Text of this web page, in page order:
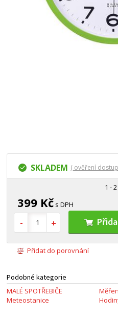
SKLADEM ( ověření
1 -
399 Kč s DPH
Přidat do porovnání
Podobné kategorie
MALÉ SPOTŘEBIČE
Meteostanice